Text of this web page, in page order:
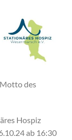
des
Hospiz
ab 16:30